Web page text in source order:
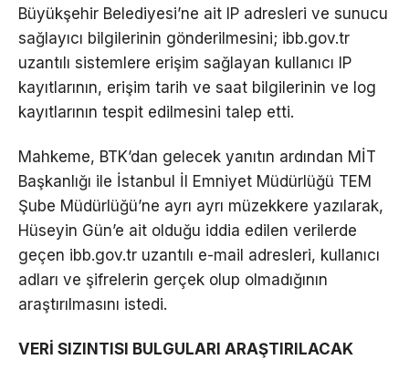
Büyükşehir Belediyesi’ne ait IP adresleri ve sunucu
sağlayıcı bilgilerinin gönderilmesini; ibb.gov.tr
uzantılı sistemlere erişim sağlayan kullanıcı IP
kayıtlarının, erişim tarih ve saat bilgilerinin ve log
kayıtlarının tespit edilmesini talep etti.
Mahkeme, BTK’dan gelecek yanıtın ardından MİT
Başkanlığı ile İstanbul İl Emniyet Müdürlüğü TEM
Şube Müdürlüğü’ne ayrı ayrı müzekkere yazılarak,
Hüseyin Gün’e ait olduğu iddia edilen verilerde
geçen ibb.gov.tr uzantılı e-mail adresleri, kullanıcı
adları ve şifrelerin gerçek olup olmadığının
araştırılmasını istedi.
VERİ SIZINTISI BULGULARI ARAŞTIRILACAK